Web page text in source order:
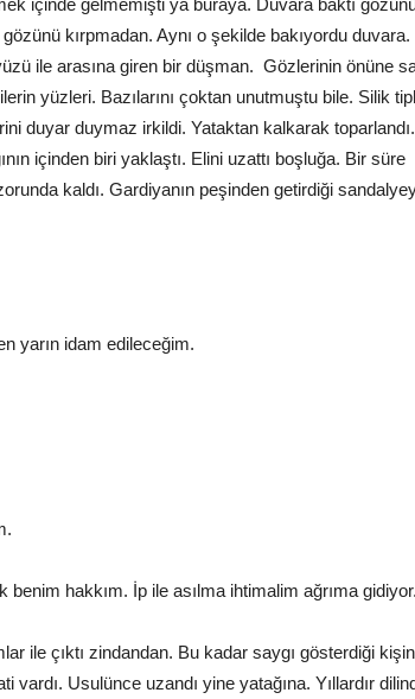
içinde gelmemişti ya buraya. Duvara baktı
kırpmadan. Aynı o şekilde bakıyordu
ile arasına giren bir düşman. Gözlerinin önüne
yüzleri. Bazılarını çoktan unutmuştu bile. Silik
duyar duymaz irkildi. Yataktan kalkarak toparlandı.
içinden biri yaklaştı. Elini uzattı boşluğa. Bir süre
kaldı. Gardiyanın peşinden getirdiği
yarın idam edileceğim.
hakkım. İp ile asılma ihtimalim ağrıma gidiyor.
ile çıktı zindandan. Bu kadar saygı gösterdiği
Usulünce uzandı yine yatağına. Yıllardır